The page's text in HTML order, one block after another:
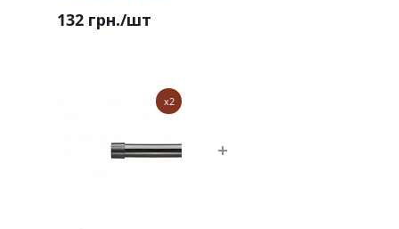
132 грн./шт
x2